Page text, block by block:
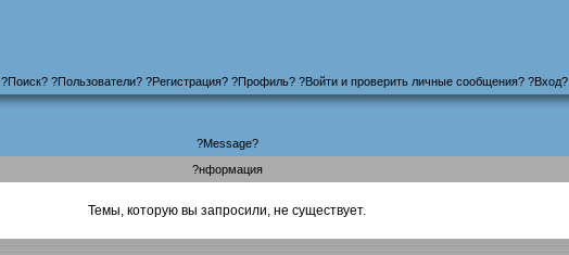
?Поиск? ?Пользователи? ?Регистрация? ?Профиль? ?Войти и проверить личные сообщения? ?Вход?
?Message?
?нформация
Темы, которую вы запросили, не существует.